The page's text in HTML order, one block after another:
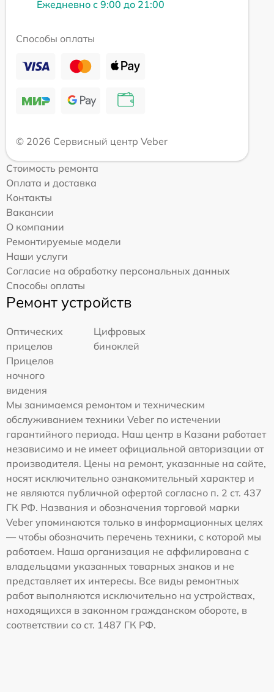
Ежедневно с 9:00 до 21:00
Способы оплаты
© 2026 Сервисный центр Veber
Стоимость ремонта
Оплата и доставка
Контакты
Вакансии
О компании
Ремонтируемые модели
Наши услуги
Согласие на обработку персональных данных
Способы оплаты
Ремонт устройств
Оптических
прицелов
Цифровых
биноклей
Прицелов
ночного
видения
Мы занимаемся ремонтом и техническим
обслуживанием техники Veber по истечении
гарантийного периода. Наш центр в Казани работает
независимо и не имеет официальной авторизации от
производителя. Цены на ремонт, указанные на сайте,
носят исключительно ознакомительный характер и
не являются публичной офертой согласно п. 2 ст. 437
ГК РФ. Названия и обозначения торговой марки
Veber упоминаются только в информационных целях
— чтобы обозначить перечень техники, с которой мы
работаем. Наша организация не аффилирована с
владельцами указанных товарных знаков и не
представляет их интересы. Все виды ремонтных
работ выполняются исключительно на устройствах,
находящихся в законном гражданском обороте, в
соответствии со ст. 1487 ГК РФ.